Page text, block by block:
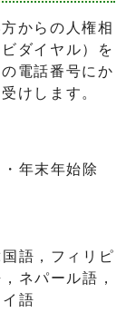
からの人権相
ダイヤル）を
電話番号にか
けします。
末年始除
，フィリピ
ネパール語，
語